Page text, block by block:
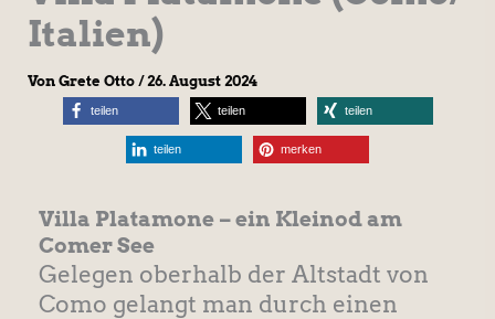
Italien)
Von Grete Otto /26. August 2024
teilen teilen teilen
teilen merken
Villa Platamone – ein Kleinod am
Comer See
Gelegen oberhalb der Altstadt von
Como gelangt man durch einen